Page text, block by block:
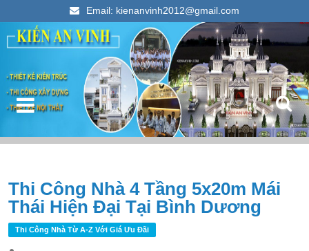
Email: kienanvinh2012@gmail.com
Kiến An Vinh
Thiết kế xây dựng nhà ống đẹp 2023
Thi Công Nhà 4 Tầng 5x20m Mái
Thái Hiện Đại Tại Bình Dương
Thi Công Nhà Từ A-Z Với Giá Ưu Đãi
Điều hướng bài viết